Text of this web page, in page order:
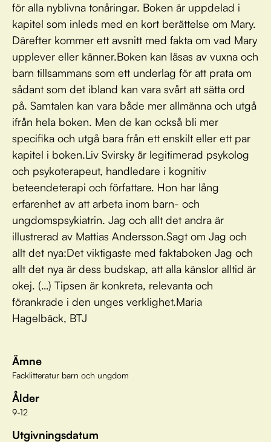
för alla nyblivna tonåringar. Boken är uppdelad i
kapitel som inleds med en kort berättelse om Mary.
Därefter kommer ett avsnitt med fakta om vad Mary
upplever eller känner.Boken kan läsas av vuxna och
barn tillsammans som ett underlag för att prata om
sådant som det ibland kan vara svårt att sätta ord
på. Samtalen kan vara både mer allmänna och utgå
ifrån hela boken. Men de kan också bli mer
specifika och utgå bara från ett enskilt eller ett par
kapitel i boken.Liv Svirsky är legitimerad psykolog
och psykoterapeut, handledare i kognitiv
beteendeterapi och författare. Hon har lång
erfarenhet av att arbeta inom barn- och
ungdomspsykiatrin. Jag och allt det andra är
illustrerad av Mattias Andersson.Sagt om Jag och
allt det nya:Det viktigaste med faktaboken Jag och
allt det nya är dess budskap, att alla känslor alltid är
okej. (…) Tipsen är konkreta, relevanta och
förankrade i den unges verklighet.Maria
Hagelbäck, BTJ
Ämne
Facklitteratur barn och ungdom
Ålder
9-12
Utgivningsdatum